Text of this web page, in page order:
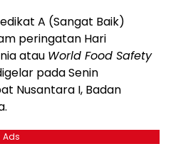
A (Sangat Baik)
peringatan Hari
atau World Food Safety
pada Senin
Nusantara I, Badan
Ads